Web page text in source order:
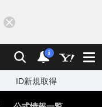
検索 通知
i
ID新規取得